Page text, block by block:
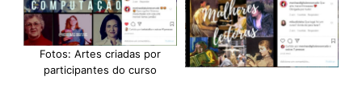
Fotos: Artes criadas por
participantes do curso